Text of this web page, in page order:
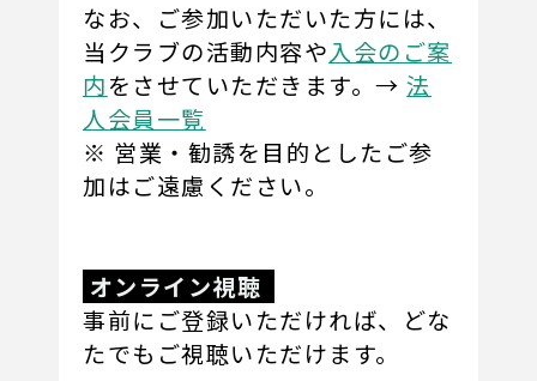
なお、ご参加いただいた方には、
当クラブの活動内容や入会のご案
内をさせていただきます。→法
人会員一覧
※ 営業・勧誘を目的としたご参
加はご遠慮ください。
オンライン視聴
事前にご登録いただければ、どな
たでもご視聴いただけます。